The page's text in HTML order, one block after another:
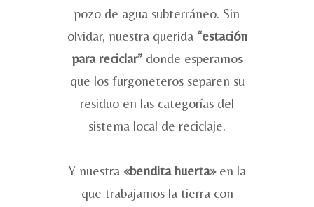
pozo de agua subterráneo. Sin
olvidar, nuestra querida “estación
para reciclar”donde esperamos
que los furgon­eteros separen su
residuo en las categorías del
sistema local de reciclaje.
Y nuestra «bendita huerta»en la
que trabajamos la tierra con